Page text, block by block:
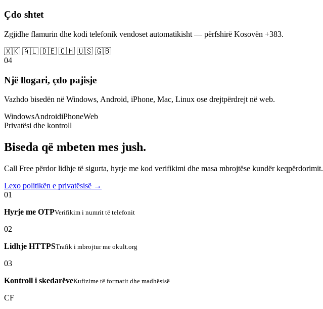
Çdo shtet
Zgjidhe flamurin dhe kodi telefonik vendoset automatikisht — përfshirë Kosovën +383.
🇽🇰 🇦🇱 🇩🇪 🇨🇭 🇺🇸 🇬🇧
04
Një llogari, çdo pajisje
Vazhdo bisedën në Windows, Android, iPhone, Mac, Linux ose drejtpërdrejt në web.
WindowsAndroidiPhoneWeb
Privatësi dhe kontroll
Biseda që mbeten mes jush.
Call Free përdor lidhje të sigurta, hyrje me kod verifikimi dhe masa mbrojtëse kundër keqpërdorimit.
Lexo politikën e privatësisë →
01
Hyrje me OTPVerifikim i numrit të telefonit
02
Lidhje HTTPSTrafik i mbrojtur me okult.org
03
Kontroll i skedarëveKufizime të formatit dhe madhësisë
CF